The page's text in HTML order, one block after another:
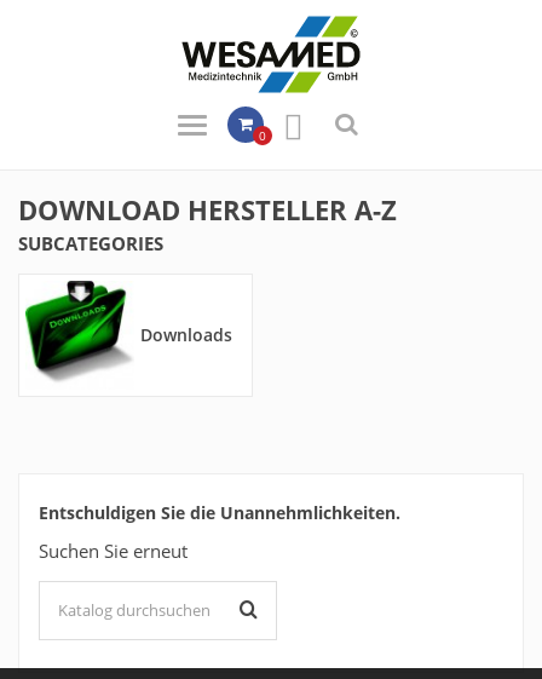
0 
DOWNLOAD HERSTELLER A-Z
SUBCATEGORIES
Downloads
Entschuldigen Sie die Unannehmlichkeiten.
Suchen Sie erneut